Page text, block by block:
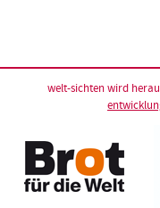
welt-sichten wird